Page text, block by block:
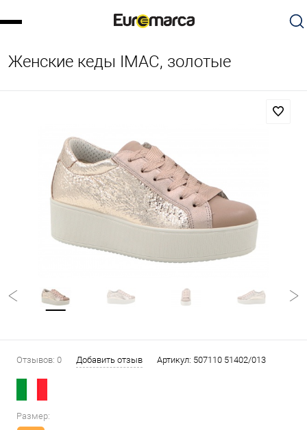
Женские кеды IMAC, золотые
Отзывов: 0 Добавить отзыв Артикул: 507110 51402/013
Размер: